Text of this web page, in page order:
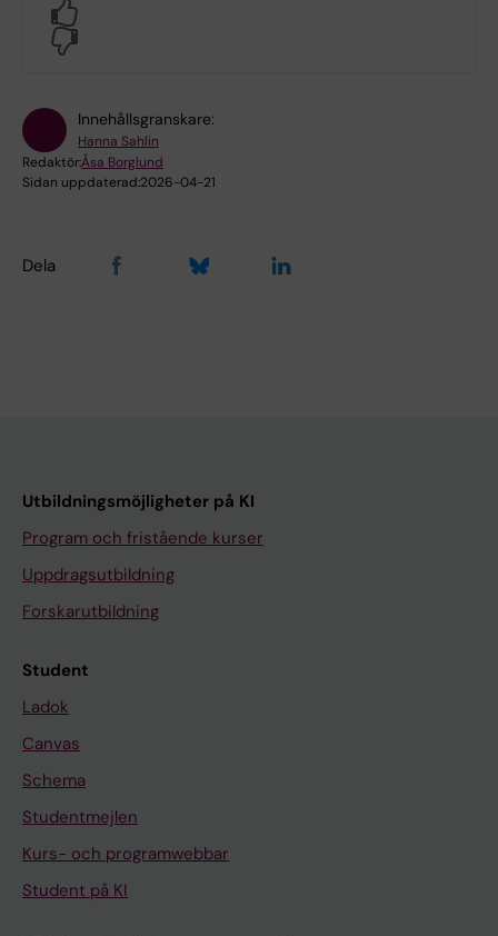
Innehållsgranskare:
Hanna Sahlin
Redaktör:Åsa Borglund
Sidan uppdaterad:2026-04-21
Dela
Utbildningsmöjligheter på KI
Program och fristående kurser
Uppdragsutbildning
Forskarutbildning
Student
Ladok
Canvas
Schema
Studentmejlen
Kurs- och programwebbar
Student på KI